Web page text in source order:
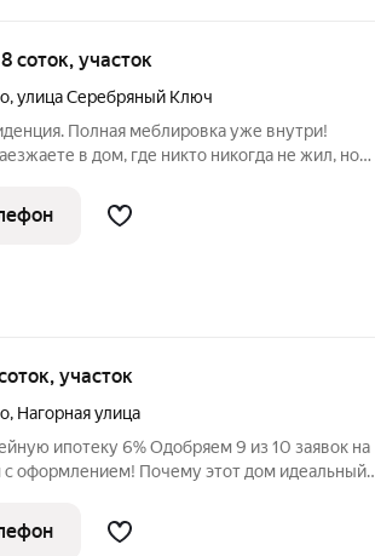
соток, участок
,улица Серебряный Ключ
Полная меблировка уже внутри!
в дом, где никто никогда не жил, но
метр из 444 м на участке в 8 соток.
участок
, Нагорная улица
ипотеку 6% Одобряем 9 из 10 заявок на
изолированные спальни личное пространство для каждого -